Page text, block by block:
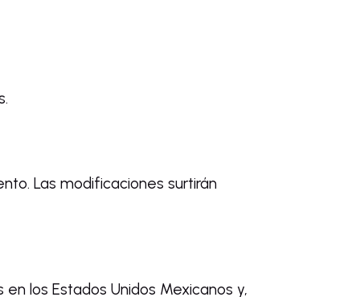
Las modificaciones surtirán
los Estados Unidos Mexicanos y,